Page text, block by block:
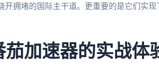
拥堵的国际主干道。更重要的是它们实现
茄加速器的实战体